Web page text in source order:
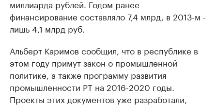
миллиарда рублей. Годом ранее
финансирование составляло 7,4 млрд, в 2013-м -
лишь 4,1 млрд руб.
Альберт Каримов сообщил, что в республике в
этом году примут закон о промышленной
политике, а также программу развития
промышленности РТ на 2016-2020 годы.
Проекты этих документов уже разработали,